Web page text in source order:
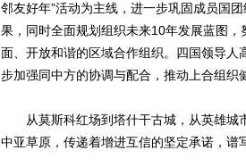
邻友好年”活动为主线，进一步巩固成员国
果，同时全面规划组织未来10年发展蓝图
面、开放和谐的区域合作组织。四国领导
步加强同中方的协调与配合，推动上合组织
从莫斯科红场到塔什干古城，从英雄城
中亚草原，传递着增进互信的坚定承诺，谱